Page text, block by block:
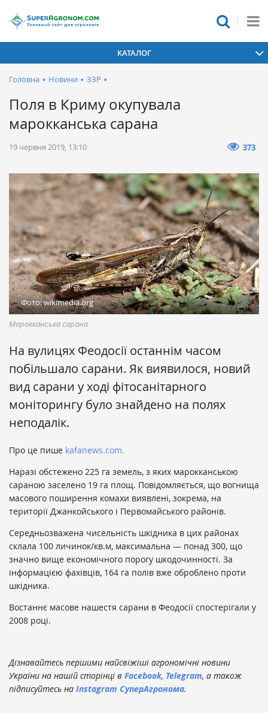
КАТАЛОГ
Головна • Новини • ЗЗР •
Поля в Криму окупувала
марокканська сарана
19 червня 2019, 13:10 373
Фото: wikimedia.org
Марокканська сарана
На вулицях Феодосії останнім часом
побільшало сарани. Як виявилося, новий
вид сарани у ході фітосанітарного
моніторингу було знайдено на полях
неподалік.
Про це пише kafanews.com.
Наразі обстежено 225 га земель, з яких марокканською
сараною заселено 19 га площ. Повідомляється, що вогнища
масового поширення комахи виявлені, зокрема, на
території Джанкойського і Первомайського районів.
Середньозважена чисельність шкідника в цих районах
склала 100 личинок/кв.м, максимальна — понад 300, що
значно вище економічного порогу шкодочинності. За
інформацією фахівців, 164 га полів вже оброблено проти
шкідника.
Востаннє масове нашестя сарани в Феодосії спостерігали у
2008 році.
Дізнавайтесь першими найсвіжіші агрономічні новини
України на нашій сторінці в Facebook, Telegram, а також
підписуйтесь на Instagram СуперАгронома.